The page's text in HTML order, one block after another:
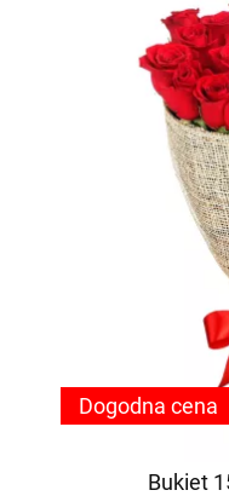
Bukiet
Dogodna cena